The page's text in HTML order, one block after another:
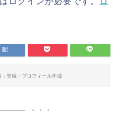
登録・プロフィール作成